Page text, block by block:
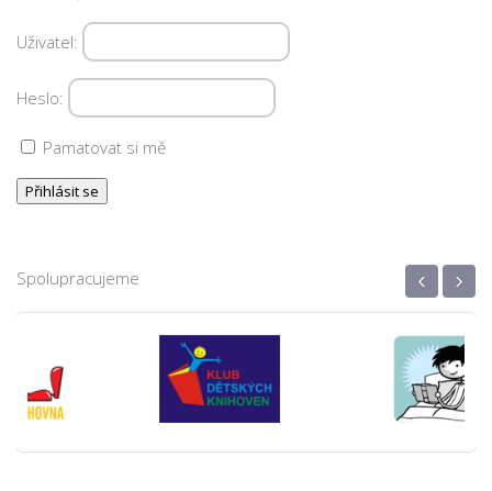
Uživatel:
Heslo:
Pamatovat si mě
Spolupracujeme ‹ ›